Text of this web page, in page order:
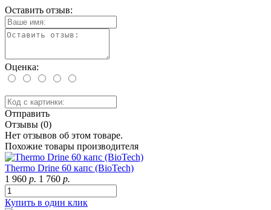
Оставить отзыв:
Оценка:
Отправить
Отзывы (0)
Нет отзывов об этом товаре.
Похожие товары производителя
Thermo Drine 60 капс (BioTech)
1 960 р. 1 760 р.
Купить в один клик